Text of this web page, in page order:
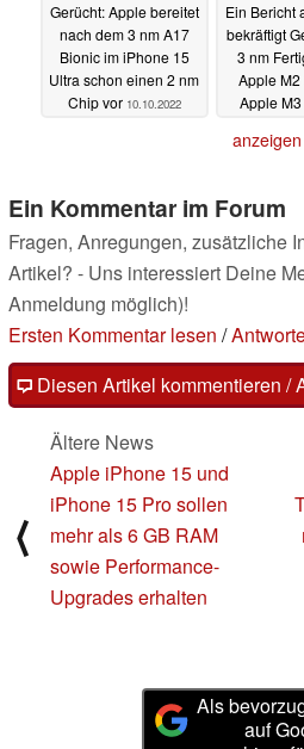
Gerücht: Apple bereitet
nach dem 3 nm A17
Bionic im iPhone 15
Ultra schon einen 2 nm
Chip vor 10.10.2022
Ein Bericht
bekräftigt
3 nm
Apple
Apple
anzeigen
Ein Kommentar im Forum
Fragen, Anregungen, zusätzliche
Artikel? - Uns interessiert Deine
Anmeldung möglich)!
Ersten Kommentar lesen /
Diesen Artikel kommentieren /
⟨
Ältere News
Apple iPhone 15 und
iPhone 15 Pro sollen
mehr als 6 GB RAM
sowie Performance-
Upgrades erhalten
Als
auf